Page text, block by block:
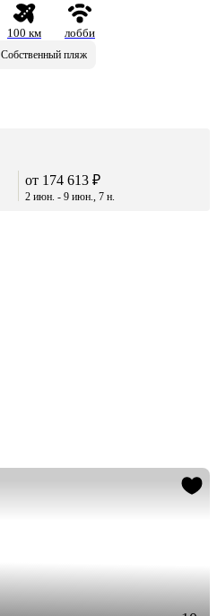
100 км
лобби
Собственный пляж
от 174 613 ₽
2 июн. - 9 июн., 7 н.